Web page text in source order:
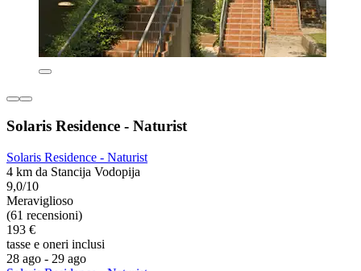
Solaris Residence - Naturist
Solaris Residence - Naturist
4 km da Stancija Vodopija
9,0/10
Meraviglioso
(61 recensioni)
193 €
tasse e oneri inclusi
28 ago - 29 ago